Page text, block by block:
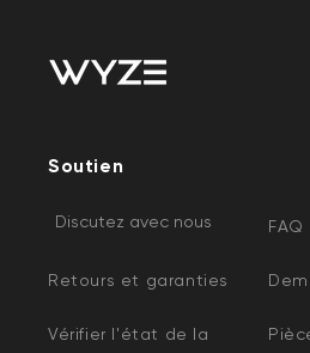
Soutien
Discutez avec nous
Retours et garanties
Vérifier l'état de la